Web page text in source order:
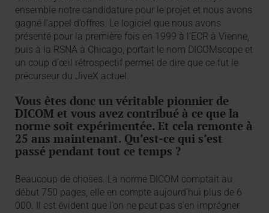
ensemble notre candidature pour le projet et nous avons
gagné l’appel d’offres. Le logiciel que nous avons
présenté pour la première fois en 1999 à l’ECR à Vienne,
puis à la RSNA à Chicago, portait le nom DICOMscope et
un coup d’œil rétrospectif permet de dire que ce fut le
précurseur du JiveX actuel.
Vous êtes donc un véritable pionnier de
DICOM et vous avez contribué à ce que la
norme soit expérimentée. Et cela remonte à
25 ans maintenant. Qu’est-ce qui s’est
passé pendant tout ce temps ?
Beaucoup de choses. La norme DICOM comptait au
début 750 pages, elle en compte aujourd’hui plus de 6
000. Il est évident que l’on ne peut pas s’en imprégner